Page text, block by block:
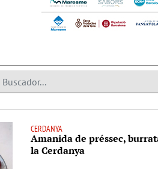
CERDANYA
Amanida de préssec,
la Cerdanya